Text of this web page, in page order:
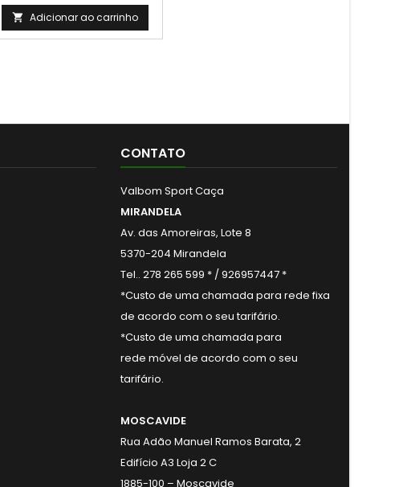
 Adicionar ao carrinho
CONTATO
Valbom Sport Caça
MIRANDELA
Av. das Amoreiras, Lote 8
5370-204 Mirandela
Tel.. 278 265 599 * / 926957447 *
*Custo de uma chamada para rede fixa
de acordo com o seu tarifário.
*Custo de uma chamada para
rede móvel de acordo com o seu
tarifário.
MOSCAVIDE
Rua Adão Manuel Ramos Barata, 2
Edifício A3 Loja 2 C
1885-100 – Moscavide